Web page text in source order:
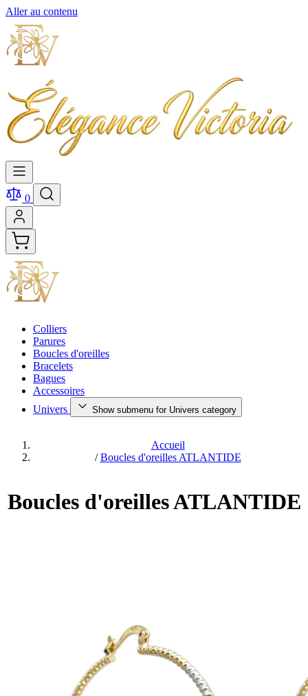
Aller au contenu
0
Colliers
Parures
Boucles d'oreilles
Bracelets
Bagues
Accessoires
Univers
Show submenu for Univers category
Accueil
/ Boucles d'oreilles ATLANTIDE
Boucles d'oreilles ATLANTIDE